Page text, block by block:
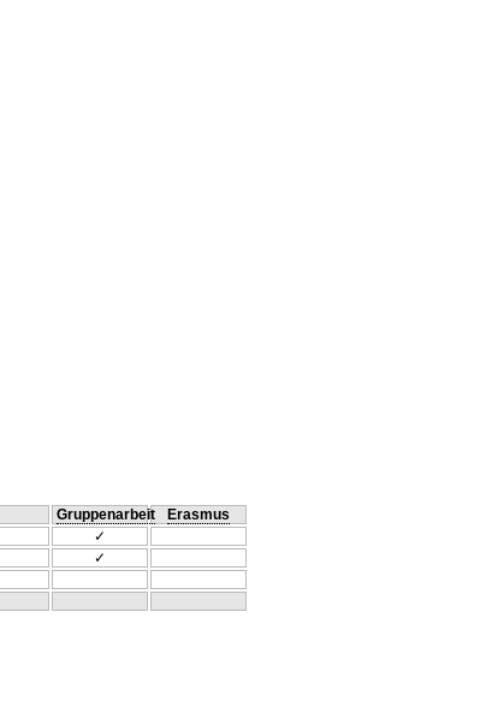
Gruppenarbeit
Erasmus
✓
✓